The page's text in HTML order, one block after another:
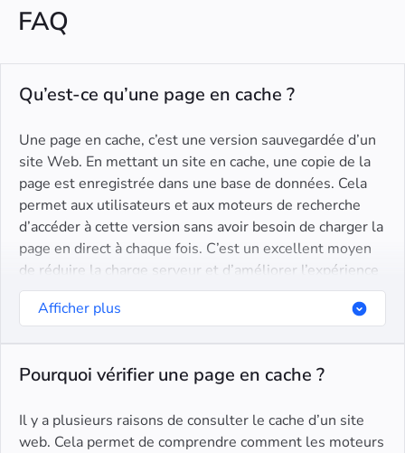
FAQ
Qu’est-ce qu’une page en cache ?
Une page en cache, c’est une version sauvegardée d’un
site Web. En mettant un site en cache, une copie de la
page est enregistrée dans une base de données. Cela
permet aux utilisateurs et aux moteurs de recherche
d’accéder à cette version sans avoir besoin de charger la
page en direct à chaque fois. C’est un excellent moyen
de réduire la charge serveur et d’améliorer l’expérience
utilisateur, surtout si la page originale est lente ou
indisponible.
Afficher plus
Pourquoi vérifier une page en cache ?
Il y a plusieurs raisons de consulter le cache d’un site
web. Cela permet de comprendre comment les moteurs